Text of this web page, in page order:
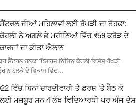
ਦੀਆਂ ਮਹਿਲਾਵਾਂ ਲਈ ਰੱਖੜੀ ਦਾ ਤੋਹਫ਼ਾ:
ਕੋਹਲੀ ਨੇ ਅਗਲੇ ਛੇ ਮਹੀਨਿਆਂ ਵਿੱਚ ₹59 ਕਰੋੜ ਦੇ
ਦਾ ਕੀਤਾ ਐਲਾਨ
ਸੈਂਟਰਲ ਹਲਕਾ ਇੰਚਾਰਜ ਨਿਤਿਨ ਕੋਹਲੀ ਵਿਸ਼ੇਸ਼ ਰੱਖੜੀ
ਹਲਕੇ ਦੇ ਵਿਕਾਸ ਵਿੱਚ…
ਵਿੱਚ ਬਿਨਾਂ ਚਾਰਦੀਵਾਰੀ ਤੇ ਫ਼ਰਸ਼ ‘ਤੇ ਬੈਠ ਕੇ
ਮਜ਼ਬੂਰ ਸਨ 4 ਲੱਖ ਵਿਦਿਆਰਥੀ ਪਰ ਅੱਜ ਦੇਸ਼